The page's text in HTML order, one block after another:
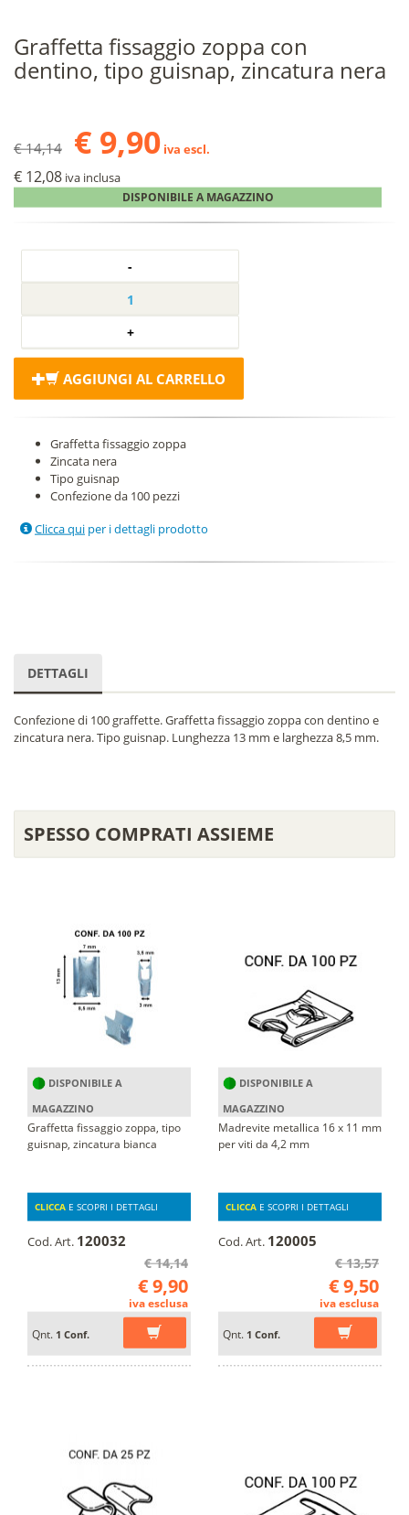
Graffetta fissaggio zoppa con
dentino, tipo guisnap, zincatura nera
€ 14,14 € 9,90 iva escl.
€ 12,08 iva inclusa
DISPONIBILE A MAGAZZINO
AGGIUNGI AL CARRELLO
Graffetta fissaggio zoppa
Zincata nera
Tipo guisnap
Confezione da 100 pezzi
Clicca qui per i dettagli prodotto
DETTAGLI
Confezione di 100 graffette. Graffetta fissaggio zoppa con dentino e
zincatura nera. Tipo guisnap. Lunghezza 13 mm e larghezza 8,5 mm.
SPESSO COMPRATI ASSIEME
DISPONIBILE A
MAGAZZINO
Graffetta fissaggio zoppa, tipo
guisnap, zincatura bianca
CLICCA E SCOPRI I DETTAGLI
Cod. Art. 120032
€ 14,14
€ 9,90
iva esclusa
Qnt. 1 Conf.
DISPONIBILE A
MAGAZZINO
Madrevite metallica 16 x 11 mm
per viti da 4,2 mm
CLICCA E SCOPRI I DETTAGLI
Cod. Art. 120005
€ 13,57
€ 9,50
iva esclusa
Qnt. 1 Conf.